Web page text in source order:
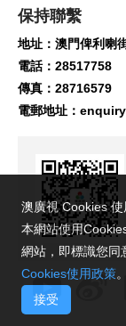
保持聯繫
地址：澳門俾利喇
電話：28517758
傳真：28716579
電郵地址：
澳廣視 Cookies
本網站使用
網站，即標識您同
Cookies使用政策。
接受